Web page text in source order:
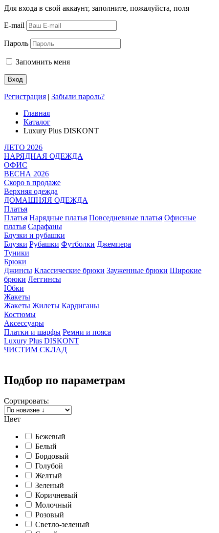
Для входа в свой аккаунт, заполните, пожалуйста, поля
E-mail
Пароль
Запомнить меня
Регистрация | Забыли пароль?
Главная
Каталог
Luxury Plus DISKONT
ЛЕТО 2026
НАРЯДНАЯ ОДЕЖДА
ОФИС
ВЕСНА 2026
Скоро в продаже
Верхняя одежда
ДОМАШНЯЯ ОДЕЖДА
Платья
Платья Нарядные платья Повседневные платья Офисные
платья Сарафаны
Блузки и рубашки
Блузки Рубашки Футболки Джемпера
Туники
Брюки
Джинсы Классические брюки Зауженные брюки Широкие
брюки Леггинсы
Юбки
Жакеты
Жакеты Жилеты Кардиганы
Костюмы
Аксессуары
Платки и шарфы Ремни и пояса
Luxury Plus DISKONT
ЧИСТИМ СКЛАД
Подбор по параметрам
Сортировать:
Цвет
Бежевый
Белый
Бордовый
Голубой
Желтый
Зеленый
Коричневый
Молочный
Розовый
Светло-зеленый